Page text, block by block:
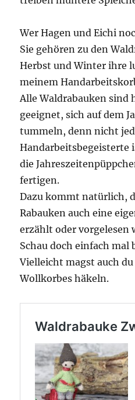
Wer Hagen und Eichi
Sie gehören zu den
Herbst und Winter ihre
meinem
Alle Waldrabauken sind
geeignet, sich auf dem
tummeln, denn nicht
Handarbeitsbegeisterte
die
fertigen.
Dazu kommt natürlich,
Rabauken auch eine
erzählt oder vorgelesen
Schau doch einfach mal
Vielleicht magst auch
Wollkorbes häkeln.